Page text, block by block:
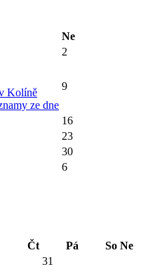
Ne
2
Kolíně
ze dne
9
16
23
30
6
Čt Pá So Ne
31